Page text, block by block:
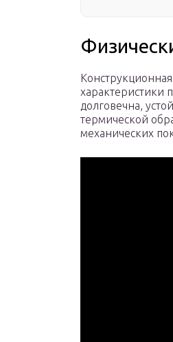
характеристики
долговечна,
термической
механических